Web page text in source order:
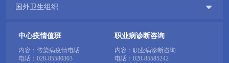
国外卫生组织 
中心疫情值班
内容：传染病疫情电话
电话： 028-85580303
职业病诊断咨询
内容：职业病诊断咨询
电话： 028-85585242